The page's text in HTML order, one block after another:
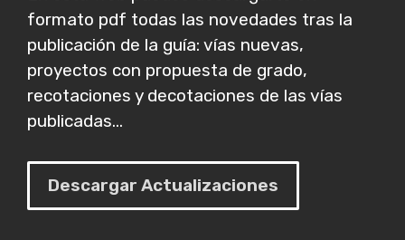
formato pdf todas las novedades tras la
publicación de la guía: vías nuevas,
proyectos con propuesta de grado,
recotaciones y decotaciones de las vías
publicadas...
Descargar Actualizaciones